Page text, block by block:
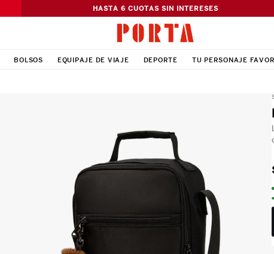
HASTA 6 CUOTAS SIN INTERESES
BOLSOS EQUIPAJE DE VIAJE DEPORTE TU PERSONAJE